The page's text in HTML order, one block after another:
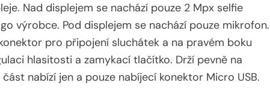
Nad displejem se nachází pouze 2 Mpx selfie
výrobce. Pod displejem se nachází pouze mikrofon.
pro připojení sluchátek a na pravém boku
hlasitosti a zamykací tlačítko. Drží pevně na
nabízí jen a pouze nabíjecí konektor Micro USB.